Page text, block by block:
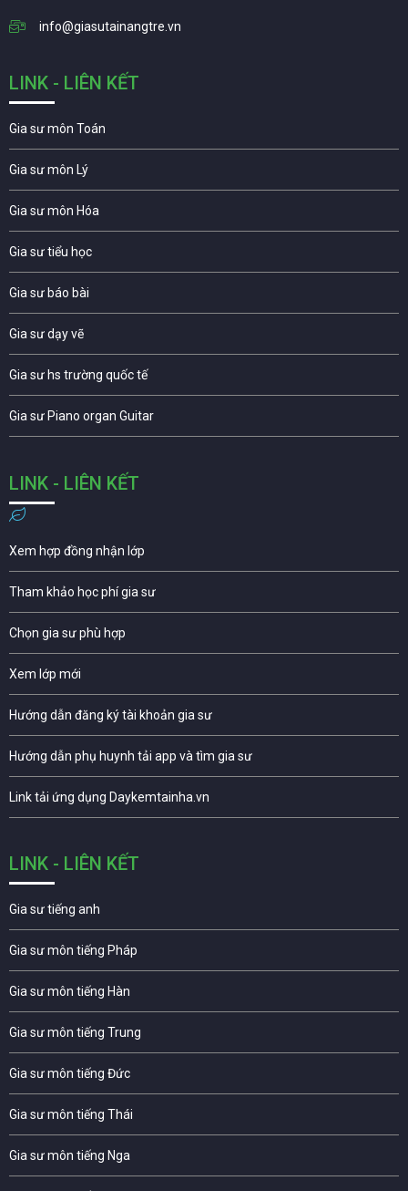
info@giasutainangtre.vn
LINK - LIÊN KẾT
Gia sư môn Toán
Gia sư môn Lý
Gia sư môn Hóa
Gia sư tiểu học
Gia sư báo bài
Gia sư dạy vẽ
Gia sư hs trường quốc tế
Gia sư Piano organ Guitar
LINK - LIÊN KẾT
Xem hợp đồng nhận lớp
Tham khảo học phí gia sư
Chọn gia sư phù hợp
Xem lớp mới
Hướng dẫn đăng ký tài khoản gia sư
Hướng dẫn phụ huynh tải app và tìm gia sư
Link tải ứng dụng Daykemtainha.vn
LINK - LIÊN KẾT
Gia sư tiếng anh
Gia sư môn tiếng Pháp
Gia sư môn tiếng Hàn
Gia sư môn tiếng Trung
Gia sư môn tiếng Đức
Gia sư môn tiếng Thái
Gia sư môn tiếng Nga